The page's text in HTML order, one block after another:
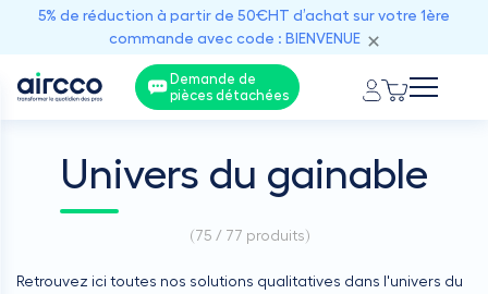
5% de réduction à partir de 50€HT d’achat sur votre 1ère
commande avec code : BIENVENUE
Demande de
pièces détachées
Univers du gainable
(75 / 77 produits)
Retrouvez ici toutes nos solutions qualitatives dans l'univers du